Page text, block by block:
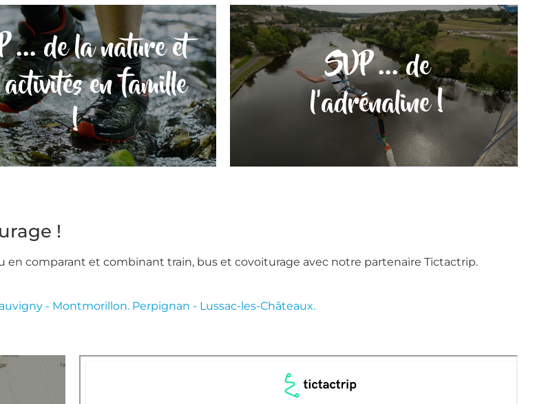
... de la nature et
en famille
!
SVP ... de
l'adrénaline !
!
en comparant et combinant train, bus et covoiturage avec notre partenaire Tictactrip.
- Montmorillon. Perpignan - Lussac-les-Châteaux.